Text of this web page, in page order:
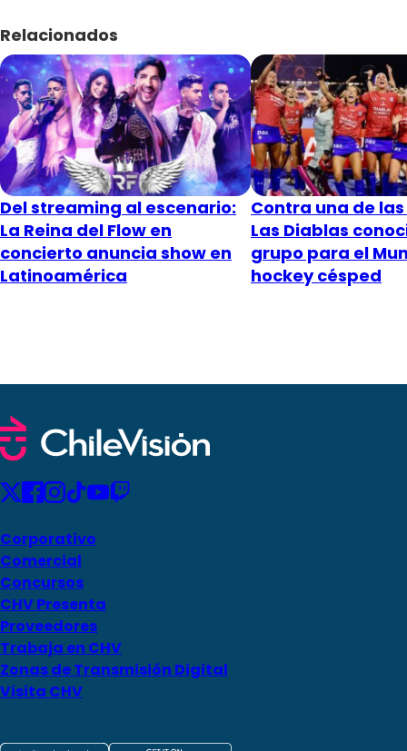
Relacionados
Del streaming al escenario:
La Reina del Flow en
concierto anuncia show en
Latinoamérica
Contra una de
Las Diablas
grupo para el
hockey césped
Corporativo
Comercial
Concursos
CHV Presenta
Proveedores
Trabaja en CHV
Zonas de Transmisión Digital
Visita CHV